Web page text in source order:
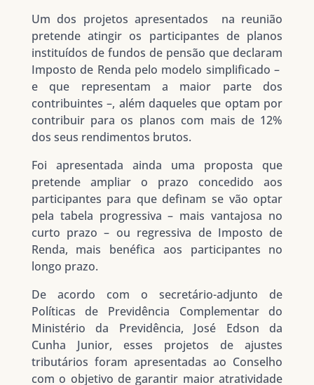
Um dos projetos apresentados na reunião
pretende atingir os participantes de planos
instituídos de fundos de pensão que declaram
Imposto de Renda pelo modelo simplificado –
e que representam a maior parte dos
contribuintes –, além daqueles que optam por
contribuir para os planos com mais de 12%
dos seus rendimentos brutos.
Foi apresentada ainda uma proposta que
pretende ampliar o prazo concedido aos
participantes para que definam se vão optar
pela tabela progressiva – mais vantajosa no
curto prazo – ou regressiva de Imposto de
Renda, mais benéfica aos participantes no
longo prazo.
De acordo com o secretário-adjunto de
Políticas de Previdência Complementar do
Ministério da Previdência, José Edson da
Cunha Junior, esses projetos de ajustes
tributários foram apresentadas ao Conselho
com o objetivo de garantir maior atratividade